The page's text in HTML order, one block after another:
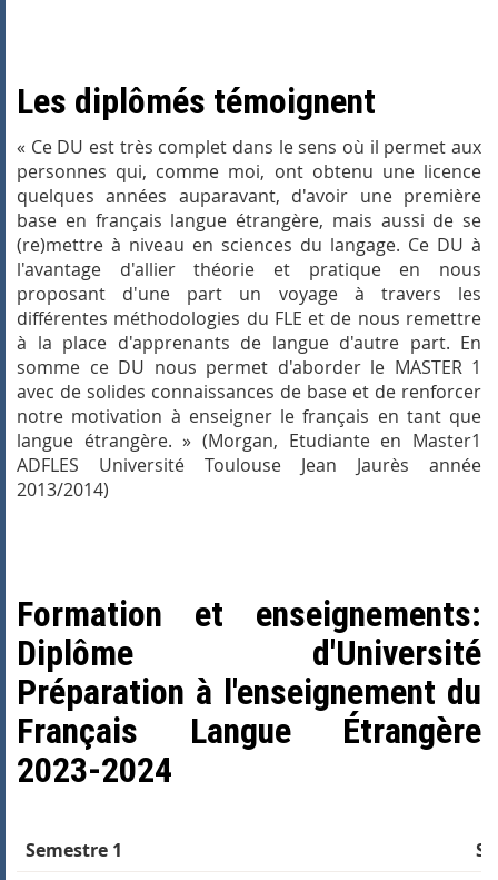
Les diplômés témoignent
« Ce DU est très complet dans le sens où il permet aux
personnes qui, comme moi, ont obtenu une licence
quelques années auparavant, d'avoir une première
base en français langue étrangère, mais aussi de se
(re)mettre à niveau en sciences du langage. Ce DU à
l'avantage d'allier théorie et pratique en nous
proposant d'une part un voyage à travers les
différentes méthodologies du FLE et de nous remettre
à la place d'apprenants de langue d'autre part. En
somme ce DU nous permet d'aborder le MASTER 1
avec de solides connaissances de base et de renforcer
notre motivation à enseigner le français en tant que
langue étrangère. » (Morgan, Etudiante en Master1
ADFLES
Université Toulouse Jean Jaurès année
2013/2014)
Formation et enseignements:
Diplôme d'Université
Préparation à l'enseignement du
Français Langue Étrangère
2023-2024
Semestre 1